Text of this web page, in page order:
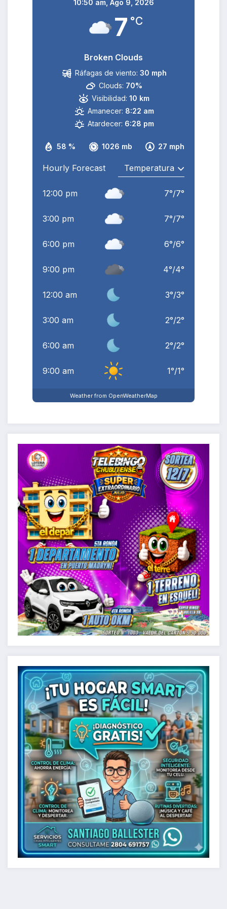
10:50 am, Ago 9, 2026
7 °C
Broken Clouds
58 % 1026 mb 27 mph
Ráfagas de viento: 30 mph
Clouds: 70%
Visibilidad: 10 km
Amanecer: 8:22 am
Atardecer: 6:28 pm
Hourly Forecast
12:00 pm 7°/7°
3:00 pm 7°/7°
6:00 pm 6°/6°
9:00 pm 4°/4°
12:00 am 3°/3°
3:00 am 2°/2°
6:00 am 2°/2°
9:00 am 1°/1°
Weather from OpenWeatherMap